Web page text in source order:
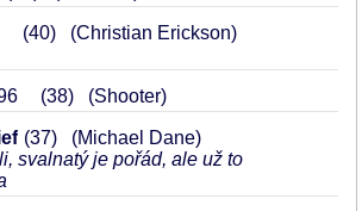
40 (Christian Erickson)
38 (Shooter)
37
(Michael Dane)
svalnatý je pořád, ale už to